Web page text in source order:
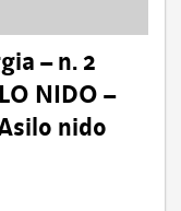
– n. 2
NIDO –
nido